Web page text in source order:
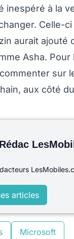
inespéré à la
Celle-
aurait ajouté
Asha.
sur
aux côté
articles
Microsoft